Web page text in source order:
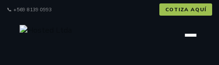
📞 +569 8139 0993 COTIZA AQUÍ